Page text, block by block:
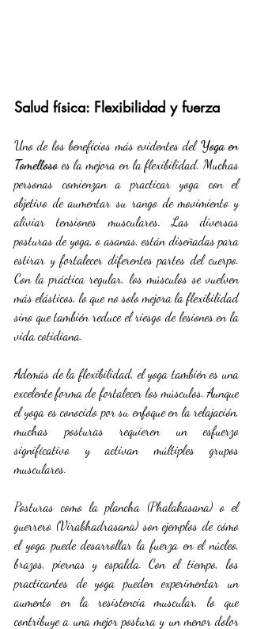
Salud física: Flexibilidad y fuerza
Uno de los beneficios más evidentes del Yoga en
Tomelloso es la mejora en la flexibilidad. Muchas
personas comienzan a practicar yoga con el
objetivo de aumentar su rango de movimiento y
aliviar tensiones musculares. Las diversas
posturas de yoga, o asanas, están diseñadas para
estirar y fortalecer diferentes partes del cuerpo.
Con la práctica regular, los músculos se vuelven
más elásticos, lo que no solo mejora la flexibilidad
sino que también reduce el riesgo de lesiones en la
vida cotidiana.
Además de la flexibilidad, el yoga también es una
excelente forma de fortalecer los músculos. Aunque
el yoga es conocido por su enfoque en la relajación,
muchas posturas requieren un esfuerzo
significativo y activan múltiples grupos
musculares.
Posturas como la plancha (Phalakasana) o el
guerrero (Virabhadrasana) son ejemplos de cómo
el yoga puede desarrollar la fuerza en el núcleo,
brazos, piernas y espalda. Con el tiempo, los
practicantes de yoga pueden experimentar un
aumento en la resistencia muscular, lo que
contribuye a una mejor postura y un menor dolor